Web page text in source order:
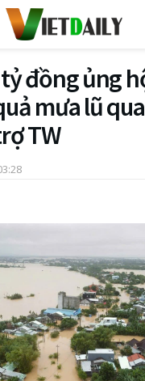
đồng ủng
mưa lũ
TW